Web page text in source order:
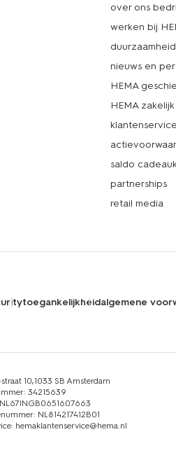
over ons
werken bij
duurzaamheid
nieuws en
HEMA
HEMA zakelijk
klantenservice
saldo
partnerships
retail media
toegankelijkheidalgemene
10,1033 SB Amsterdam
34215639
NL814217412B01
hemaklantenservice@hema.nl